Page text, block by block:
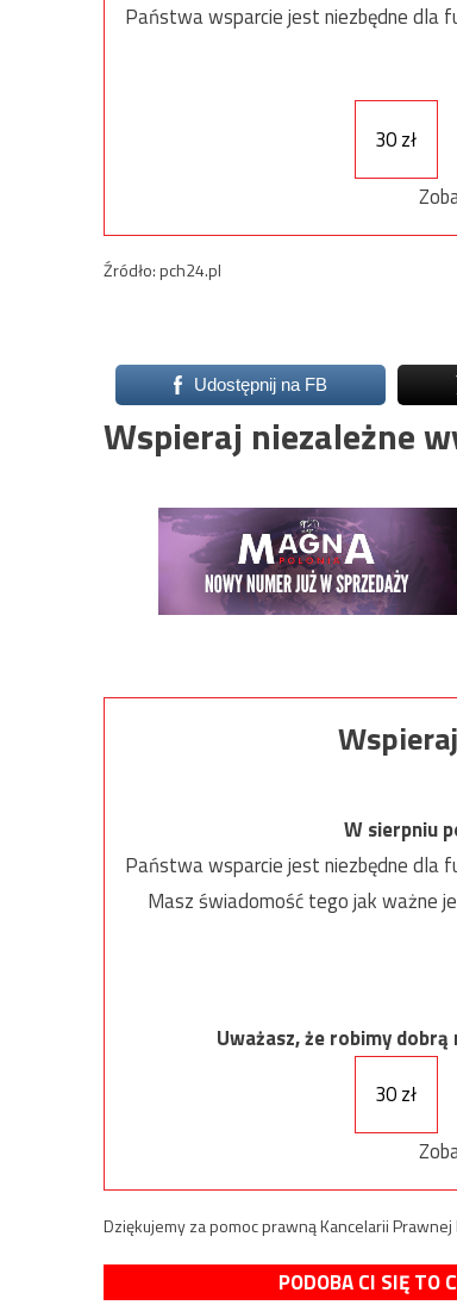
Państwa wsparcie jest niezbędne dla
30 zł
Źródło: pch24.pl
Udostępnij na FB
Wspieraj niezależne
W sierpniu
Państwa wsparcie jest niezbędne dla
Masz świadomość tego jak ważne
Uważasz, że robimy
30 zł
Dziękujemy za pomoc prawną Kancelarii Prawnej
PODOBA CI SIĘ TO